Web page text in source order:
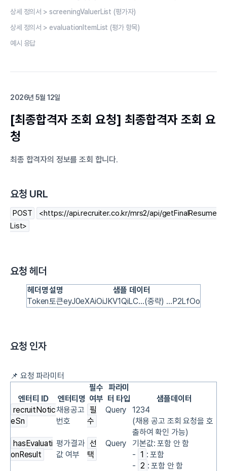
상세 정의서 > screeningValuerList (평가자)
상세 정의서 > evaluationItemList (평가 항목)
예시 응답
2026년 5월 12일
[최종합격자 조회 요청] 최종합격자 조회 요
청
최종 합격자의 정보를 조회 합니다.
요청 URL
POST
<https://api.recruiter.co.kr/mrs2/api/getFinalResume
List>
요청 헤더
헤더명설명
샘플 데이터
Token토큰eyJ0eXAiOiJKV1QiLC…(중략) ...P2LfOo
요청 인자
📌 요청 파라미터
엔터티 ID 엔터티명
필수
여부
파라미
터 타입
샘플데이터
recruitNotic
eSn
채용공고
번호
필
수
Query
1234
(채용 공고 조회 요청을 호
출하여 확인 가능)
hasEvaluati
onResult
평가결과
값 여부
선
택
Query
기본값: 포함 안 함
- 1 : 포함
- 2 : 포함 안 함